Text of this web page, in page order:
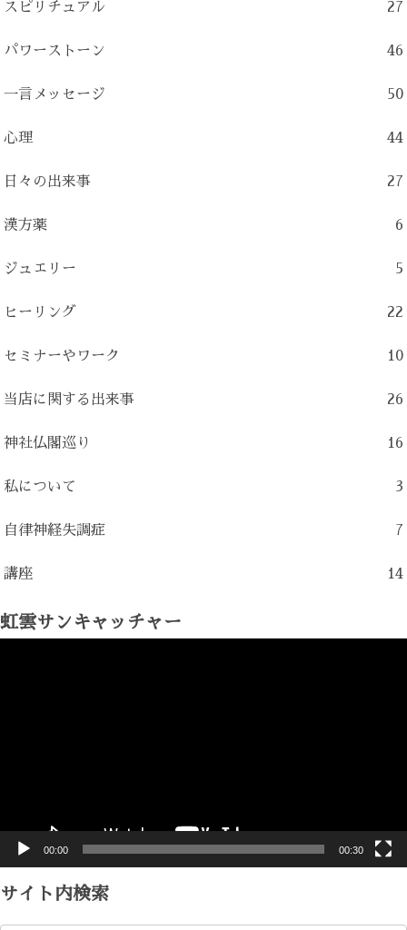
スピリチュアル 27
パワーストーン 46
一言メッセージ 50
心理 44
日々の出来事 27
漢方薬 6
ジュエリー 5
ヒーリング 22
セミナーやワーク 10
当店に関する出来事 26
神社仏閣巡り 16
私について 3
自律神経失調症 7
講座 14
虹雲サンキャッチャー
00:00 00:30
サイト内検索